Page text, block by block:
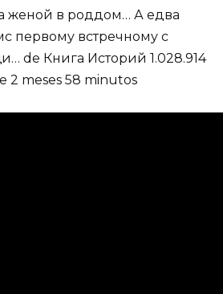
женой в роддом… А едва
первому встречному с
de Книга Историй 1.028.914
2 meses 58 minutos